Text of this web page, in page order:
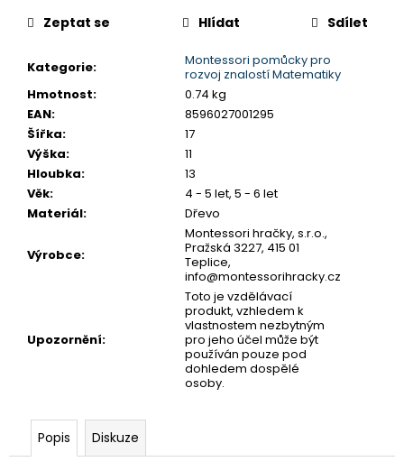
cena:
Kategorie:
Montessori pomůcky pro
rozvoj znalostí Matematiky
Hmotnost:
0.74 kg
EAN:
8596027001295
Šířka:
17
Výška:
11
Hloubka:
13
Věk:
4 - 5 let, 5 - 6 let
Materiál: Dřevo
Výrobce:
Montessori hračky, s.r.o.,
Pražská 3227, 415 01
Teplice,
info@montessorihracky.cz
Upozornění:
Toto je vzdělávací
produkt, vzhledem k
vlastnostem nezbytným
pro jeho účel může být
používán pouze pod
dohledem dospělé
osoby.
Zeptat se Hlídat Sdílet
Popis Diskuze
o
č
u
e
m
e
MONTESSORI
NA
TŘI